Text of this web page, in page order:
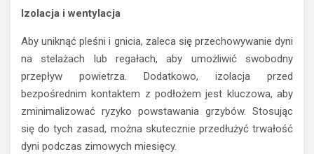
Izolacja i wentylacja
Aby uniknąć pleśni i gnicia, zaleca się przechowywanie dyni
na stelażach lub regałach, aby umożliwić swobodny
przepływ powietrza. Dodatkowo, izolacja przed
bezpośrednim kontaktem z podłożem jest kluczowa, aby
zminimalizować ryzyko powstawania grzybów. Stosując
się do tych zasad, można skutecznie przedłużyć trwałość
dyni podczas zimowych miesięcy.